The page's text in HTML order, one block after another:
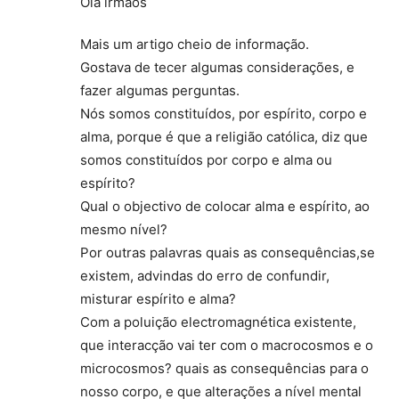
Mais um artigo cheio de informação.
Gostava de tecer algumas considerações, e
fazer algumas perguntas.
Nós somos constituídos, por espírito, corpo e
alma, porque é que a religião católica, diz que
somos constituídos por corpo e alma ou
espírito?
Qual o objectivo de colocar alma e espírito, ao
mesmo nível?
Por outras palavras quais as consequências,se
existem, advindas do erro de confundir,
misturar espírito e alma?
Com a poluição electromagnética existente,
que interacção vai ter com o macrocosmos e o
microcosmos? quais as consequências para o
nosso corpo, e que alterações a nível mental